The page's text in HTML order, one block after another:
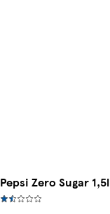
Pepsi Zero Sugar 1,5l